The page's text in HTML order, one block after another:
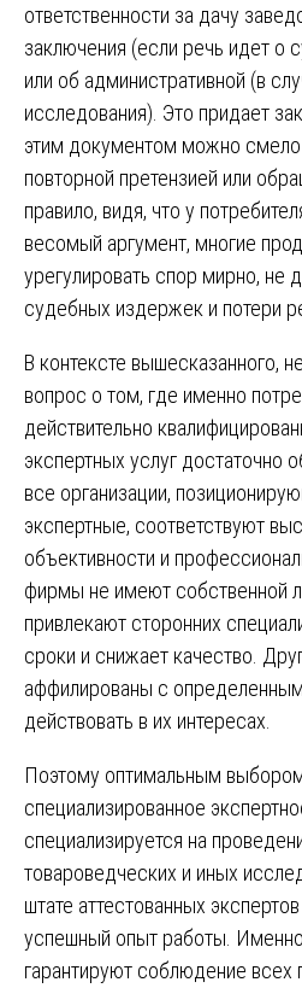
ответственности за дачу
заключения (если речь идет о
или об административной (в
исследования). Это придает
этим документом можно смело
повторной претензией или
правило, видя, что у
весомый аргумент, многие
урегулировать спор мирно, не
судебных издержек и потери
В контексте вышесказанного,
вопрос о том, где именно
действительно
экспертных услуг достаточно
все организации,
экспертные, соответствуют
объективности и
фирмы не имеют собственной
привлекают сторонних
сроки и снижает качество.
аффилированы с
действовать в их интересах.
Поэтому оптимальным
специализированное
специализируется на
товароведческих и иных
штате аттестованных
успешный опыт работы. Именно
гарантируют соблюдение